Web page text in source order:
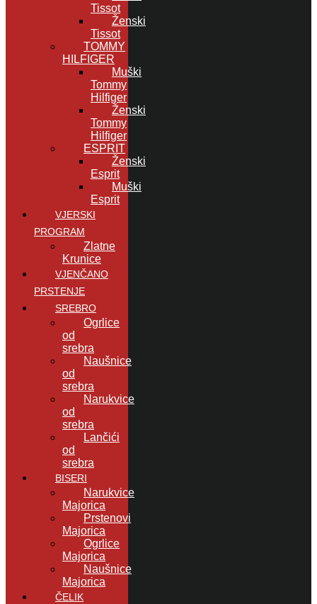
Tissot
Ženski
Tissot
TOMMY
HILFIGER
Muški
Tommy
Hilfiger
Ženski
Tommy
Hilfiger
ESPRIT
Ženski
Esprit
Muški
Esprit
VJERSKI
PROGRAM
Zlatne
Krunice
VJENČANO
PRSTENJE
SREBRO
Ogrlice
od
srebra
Naušnice
od
srebra
Narukvice
od
srebra
Lančići
od
srebra
BISERI
Narukvice
Majorica
Prstenovi
Majorica
Ogrlice
Majorica
Naušnice
Majorica
ČELIK